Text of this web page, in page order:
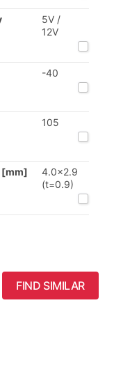
5V /
12V
-40
105
[mm]
4.0x2.9
(t=0.9)
FIND SIMILAR